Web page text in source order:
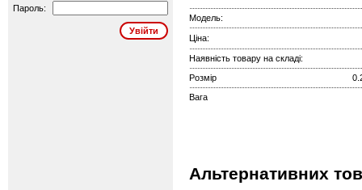
Пароль:
Модель:
Ціна:
Наявність товару на складі:
Розмір
Вага
Альтернативних